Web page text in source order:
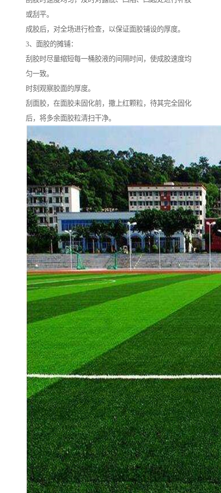
或刮平。
成胶后，对全场进行检查，以保证面胶铺设的厚度。
3、面胶的摊铺：
刮胶时尽量缩短每一桶胶液的间隔时间，使成胶速度均
匀一致。
时刻观察胶面的厚度。
刮面胶，在面胶未固化前，撒上红颗粒，待其完全固化
后，将多余面胶粒清扫干净。